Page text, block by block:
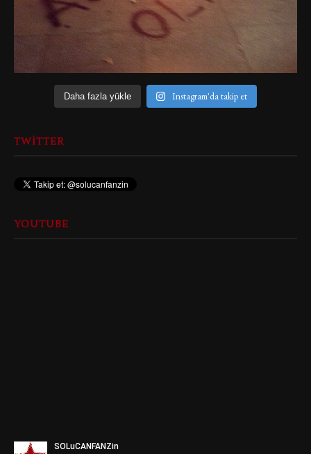
Daha fazla yükle Instagram'da takip et
TWITTER
YOUTUBE